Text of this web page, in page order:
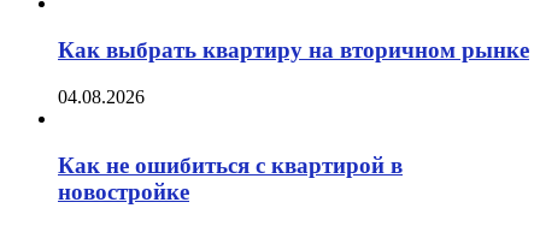
Как выбрать квартиру на вторичном рынке
04.08.2026
Как не ошибиться с квартирой в
новостройке